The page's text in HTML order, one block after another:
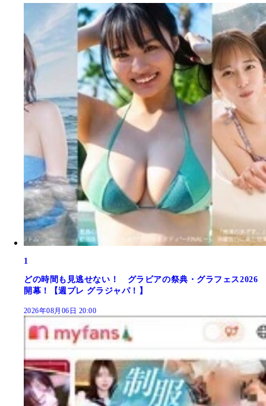
1
どの時間も見逃せない！ グラビアの祭典・グラフェス2026
開幕！【週プレ グラジャパ！】
2026年08月06日 20:00